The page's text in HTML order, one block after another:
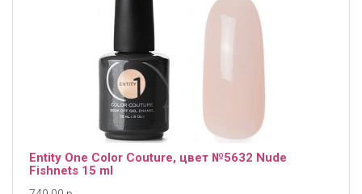
Entity One Color Couture, цвет №5632 Nude
Fishnets 15 ml